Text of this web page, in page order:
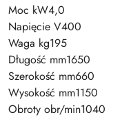
Moc kW4,0
Napięcie V400
Waga kg195
Długość mm1650
Szerokość mm660
Wysokość mm1150
Obroty obr/min1040